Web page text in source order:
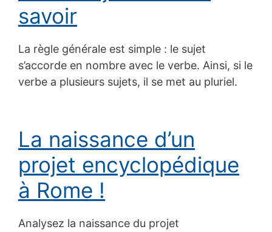
savoir
La règle générale est simple : le sujet
s’accorde en nombre avec le verbe. Ainsi, si le
verbe a plusieurs sujets, il se met au pluriel.
La naissance d’un
projet encyclopédique
à Rome !
Analysez la naissance du projet